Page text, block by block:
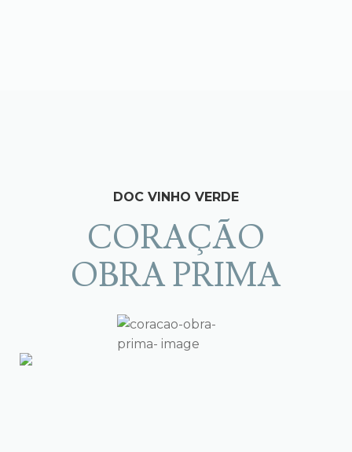
DOC VINHO VERDE
CORAÇÃO
OBRA PRIMA